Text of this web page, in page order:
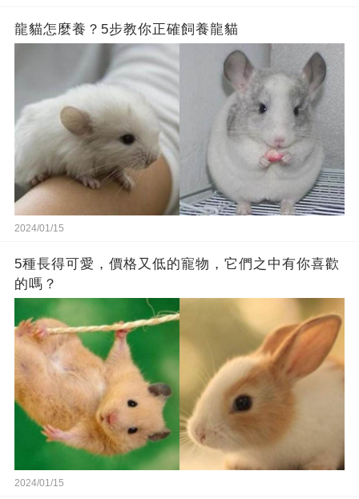
龍貓怎麼養？5步教你正確飼養龍貓
2024/01/15
5種長得可愛，價格又低的寵物，它們之中有你喜歡
的嗎？
2024/01/15